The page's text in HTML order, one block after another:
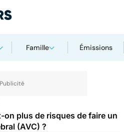
Famille Émissions
on plus de risques de faire un
(AVC) ?